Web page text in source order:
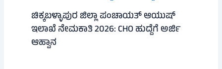
ಚಿಕ್ಕಬಳ್ಳಾಪುರ ಜಿಲ್ಲಾ ಪಂಚಾಯತ್ ಆಯುಷ್
ಇಲಾಖೆ ನೇಮಕಾತಿ 2026: CHO ಹುದ್ದೆಗೆ ಅರ್ಜಿ
ಆಹ್ವಾನ